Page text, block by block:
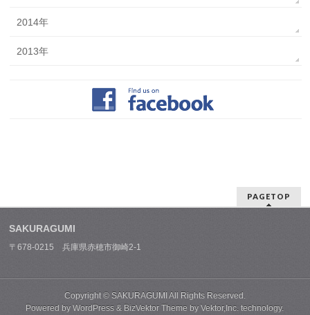
2014年
2013年
PAGETOP
SAKURAGUMI
〒678-0215 兵庫県赤穂市御崎2-1
Copyright © SAKURAGUMI All Rights Reserved.
Powered byWordPress & BizVektor Theme byVektor,Inc. technology.